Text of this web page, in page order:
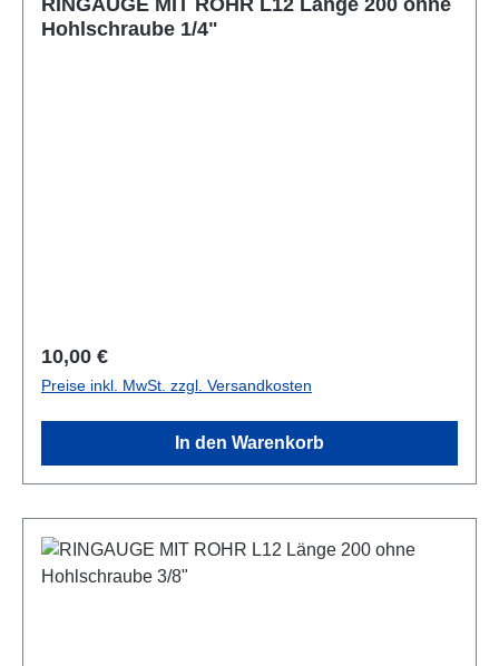
Hohlschraube 1/4"
Regulärer Preis:
10,00 €
Preise inkl. MwSt. zzgl. Versandkosten
In den Warenkorb